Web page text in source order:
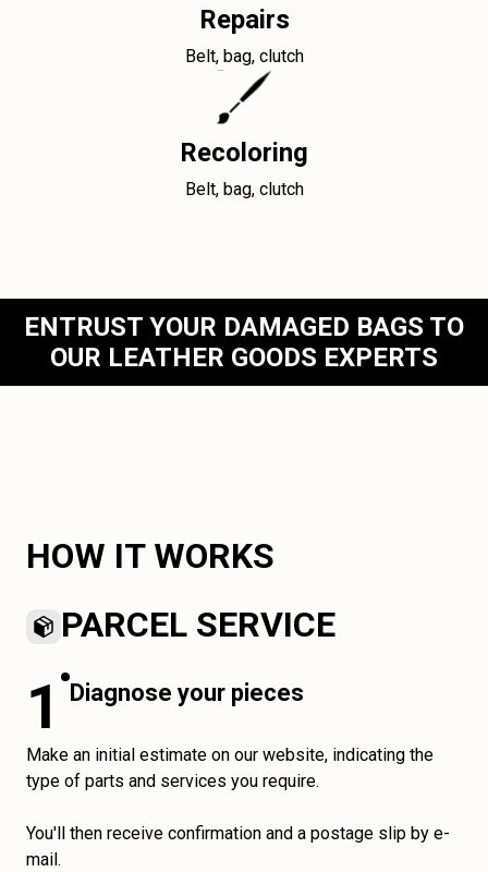
Repairs
Belt, bag, clutch
Recoloring
Belt, bag, clutch
ENTRUST YOUR DAMAGED BAGS TO
OUR LEATHER GOODS EXPERTS
HOW IT WORKS
PARCEL SERVICE
1 Diagnose your pieces
Make an initial estimate on our website, indicating the
type of parts and services you require.
You'll then receive confirmation and a postage slip by e-
mail.